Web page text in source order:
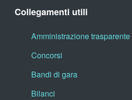
Collegamenti utili
Amministrazione trasparente
Concorsi
Bandi di gara
Bilanci